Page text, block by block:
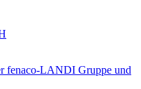
fenaco-LANDI Gruppe und